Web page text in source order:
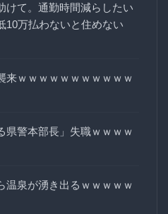
けて。通勤時間減らしたい
10万払わないと住めない
来ｗｗｗｗｗｗｗｗｗｗｗ
県警本部長」失職ｗｗｗｗ
温泉が湧き出るｗｗｗｗｗ